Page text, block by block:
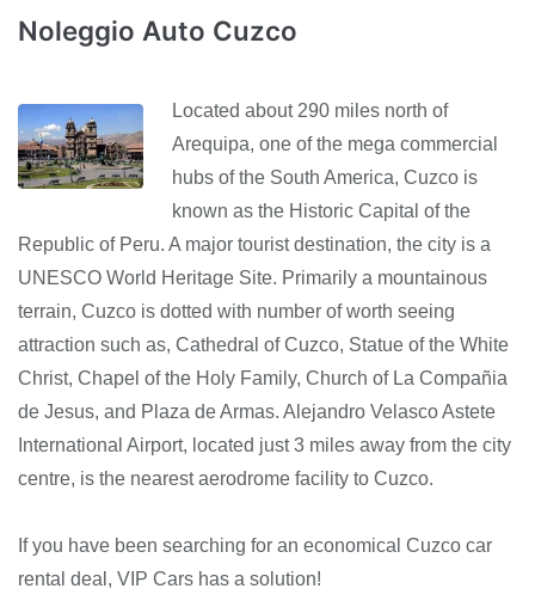
Noleggio Auto Cuzco
Located about 290 miles north of
Arequipa, one of the mega commercial
hubs of the South America, Cuzco is
known as the Historic Capital of the
Republic of Peru. A major tourist destination, the city is a
UNESCO World Heritage Site. Primarily a mountainous
terrain, Cuzco is dotted with number of worth seeing
attraction such as, Cathedral of Cuzco, Statue of the White
Christ, Chapel of the Holy Family, Church of La Compañia
de Jesus, and Plaza de Armas. Alejandro Velasco Astete
International Airport, located just 3 miles away from the city
centre, is the nearest aerodrome facility to Cuzco.
If you have been searching for an economical Cuzco car
rental deal, VIP Cars has a solution!